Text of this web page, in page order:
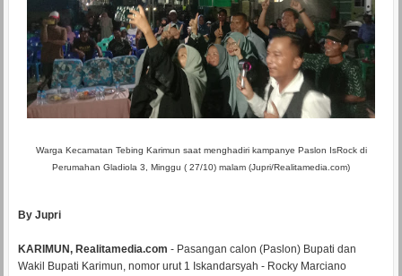
Warga Kecamatan Tebing Karimun saat menghadiri kampanye Paslon IsRock di
Perumahan Gladiola 3, Minggu ( 27/10) malam (Jupri/Realitamedia.com)
By Jupri
KARIMUN, Realitamedia.com - Pasangan calon (Paslon) Bupati dan
Wakil Bupati Karimun, nomor urut 1 Iskandarsyah - Rocky Marciano